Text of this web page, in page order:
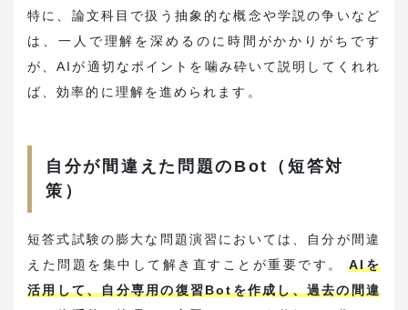
特に、論文科目で扱う抽象的な概念や学説の争いなど
は、一人で理解を深めるのに時間がかかりがちです
が、AIが適切なポイントを噛み砕いて説明してくれれ
ば、効率的に理解を進められます。
自分が間違えた問題のBot（短答対
策）
短答式試験の膨大な問題演習においては、自分が間違
えた問題を集中して解き直すことが重要です。AIを
活用して、自分専用の復習Botを作成し、過去の間違